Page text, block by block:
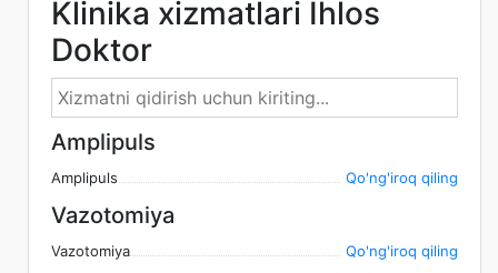
Klinika xizmatlari Ihlos
Doktor
Amplipuls
Amplipuls Qo'ng'iroq qiling
Vazotomiya
Vazotomiya Qo'ng'iroq qiling